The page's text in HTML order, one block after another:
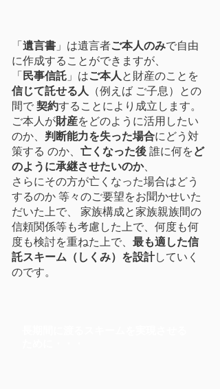
「遺言書 」は遺言者ご本人のみで自由
に作成することができますが、
「 ⺠事信託 」はご本人と財産のことを
信じて託せる人 （例えば ご子息）との
間で 契約することにより成立します。
ご本人が財産をどのように活用したい
のか、 判断能力を失った場合にどう対
策する のか、 亡くなった後 誰に何をど
のように承継させたいのか、
さらにその方が亡くなった場合はどう
するのか 等々のご要望をお聞かせいた
だいた上で、 家族構成と家族親族間の
信頼関係等も考慮した上で、何度も何
度も検討を重ねた上で、 最も適した信
託スキーム（しくみ）を設計していく
のです。